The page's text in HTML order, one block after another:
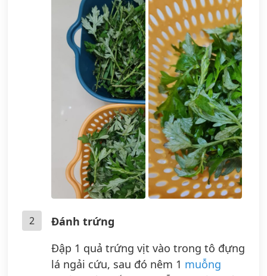
2
Đánh trứng
Đập 1 quả trứng vịt vào trong tô đựng
lá ngải cứu, sau đó nêm 1 muỗng